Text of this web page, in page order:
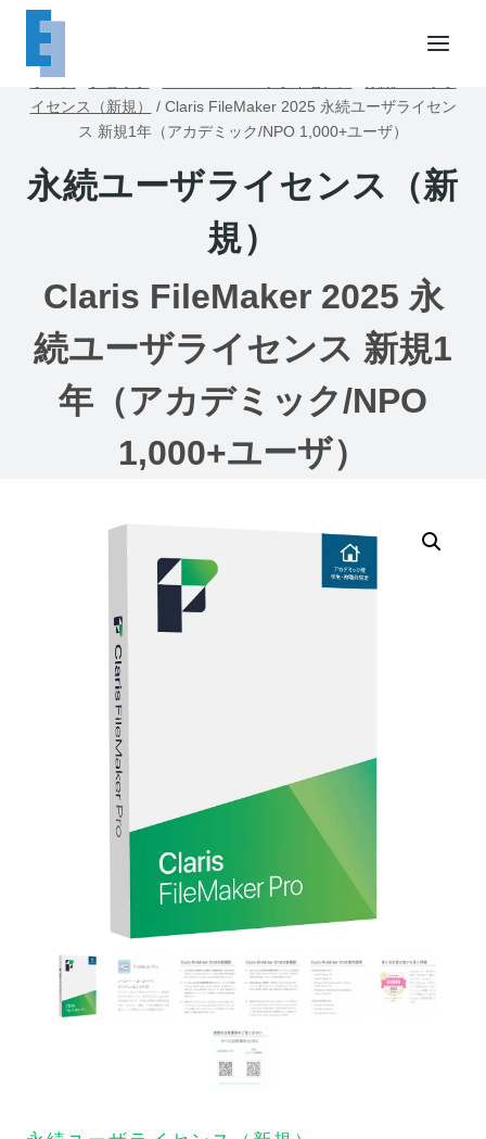
ホーム
イセンス（新規）
/ Claris FileMaker 2025 永続ユーザライセン
ス 新規1年（アカデミック/NPO 1,000+ユーザ）
永続ユーザライセンス（新
規）
Claris FileMaker 2025 永
続ユーザライセンス 新規1
年（アカデミック/NPO
1,000+ユーザ）